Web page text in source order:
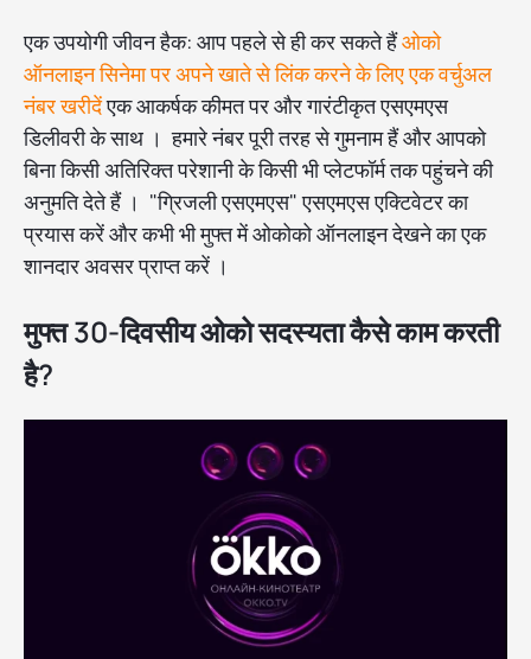
एक उपयोगी जीवन हैक: आप पहले से ही कर सकते हैंओको
ऑनलाइन सिनेमा पर अपने खाते से लिंक करने के लिए एक वर्चुअल
नंबर खरीदेंएक आकर्षक कीमत पर और गारंटीकृत एसएमएस
डिलीवरी के साथ । हमारे नंबर पूरी तरह से गुमनाम हैं और आपको
बिना किसी अतिरिक्त परेशानी के किसी भी प्लेटफॉर्म तक पहुंचने की
अनुमति देते हैं । "ग्रिजली एसएमएस" एसएमएस एक्टिवेटर का
प्रयास करें और कभी भी मुफ्त में ओकोको ऑनलाइन देखने का एक
शानदार अवसर प्राप्त करें ।
मुफ्त 30-दिवसीय ओको सदस्यता कैसे काम करती
है?